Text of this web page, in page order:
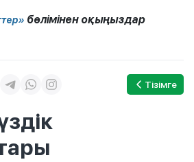
бөлімінен оқыңыздар
Тізімге